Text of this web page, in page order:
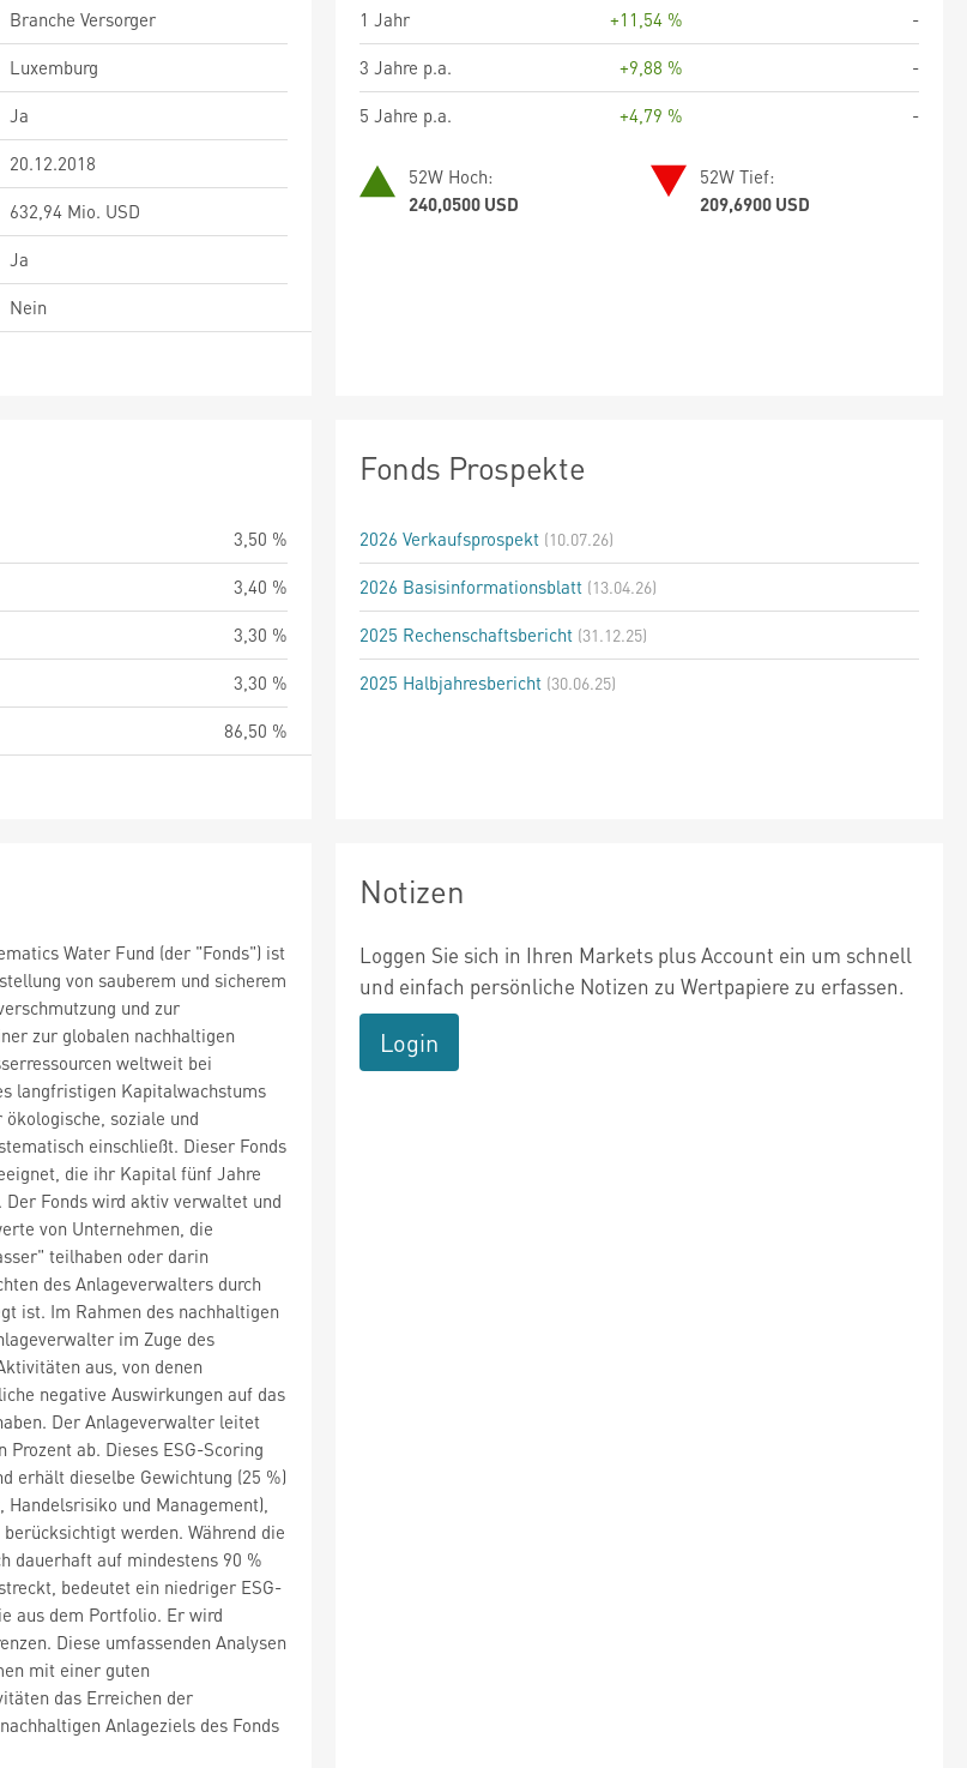
Branche Versorger
Luxemburg
Ja
20.12.2018
632,94 Mio. USD
Ja
Nein
1 Jahr
+11,54 %
-
3 Jahre p.a.
+9,88 %
-
5 Jahre p.a.
+4,79 % -
52W Hoch:
240,0500 USD
52W Tief:
209,6900 USD
3,50 %
3,40 %
3,30 %
3,30 %
86,50 %
Fonds Prospekte
2026 Verkaufsprospekt (10.07.26)
2026 Basisinformationsblatt (13.04.26)
2025 Rechenschaftsbericht (31.12.25)
2025 Halbjahresbericht (30.06.25)
Water Fund (der "Fonds") ist
von sauberem und sicherem
und zur
zur globalen nachhaltigen
weltweit bei
langfristigen Kapitalwachstums
soziale und
einschließt. Dieser Fonds
die ihr Kapital fünf Jahre
Fonds wird aktiv verwaltet und
von Unternehmen, die
teilhaben oder darin
des Anlageverwalters durch
ist. Im Rahmen des nachhaltigen
im Zuge des
aus, von denen
negative Auswirkungen auf das
Der Anlageverwalter leitet
ab. Dieses ESG-Scoring
erhält dieselbe Gewichtung (25 %)
und Management),
werden. Während die
dauerhaft auf mindestens 90 %
bedeutet ein niedriger ESG-
aus dem Portfolio. Er wird
Diese umfassenden Analysen
mit einer guten
das Erreichen der
Anlageziels des Fonds
Notizen
Loggen Sie sich in Ihren Markets plus Account ein um schnell
und einfach persönliche Notizen zu Wertpapiere zu erfassen.
Login